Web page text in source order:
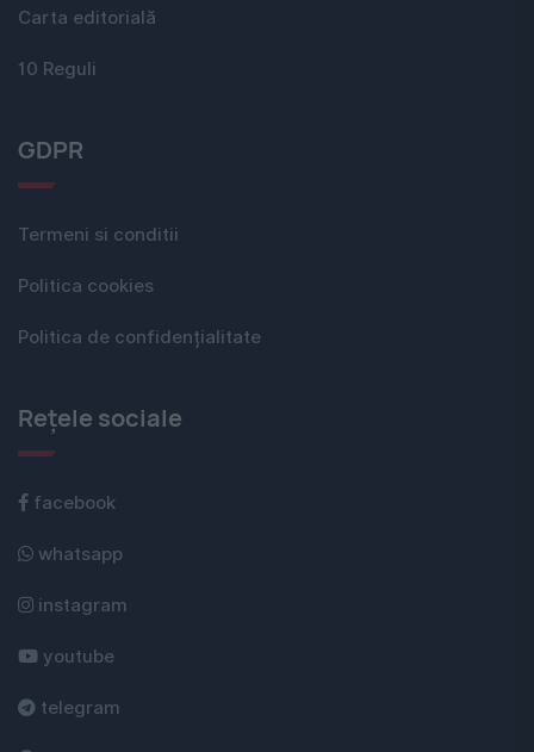
Carta editorială
10 Reguli
GDPR
Termeni si conditii
Politica cookies
Politica de confidențialitate
Rețele sociale
facebook
whatsapp
instagram
youtube
telegram